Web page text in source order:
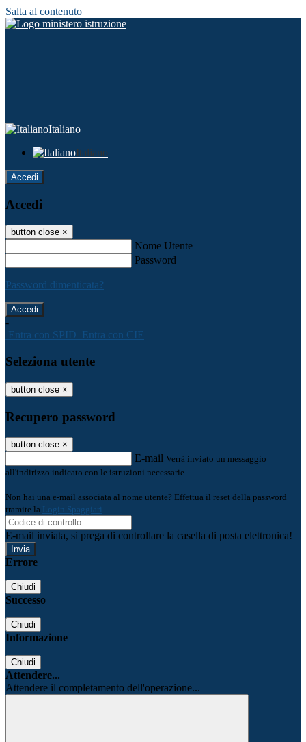
Salta al contenuto
Italiano
Italiano
Accedi
Accedi
button close ×
Nome Utente
Password
Password dimenticata?
-
Entra con SPID Entra con CIE
Seleziona utente
button close ×
Recupero password
button close ×
E-mail Verrà inviato un messaggio
all'indirizzo indicato con le istruzioni necessarie.
Non hai una e-mail associata al nome utente? Effettua il reset della password
tramite la Login Spaggiari
E-mail inviata, si prega di controllare la casella di posta elettronica!
Errore
Chiudi
Successo
Chiudi
Informazione
Chiudi
Attendere...
Attendere il completamento dell'operazione...